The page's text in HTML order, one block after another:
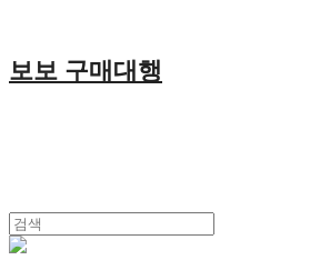
보보 구매대행